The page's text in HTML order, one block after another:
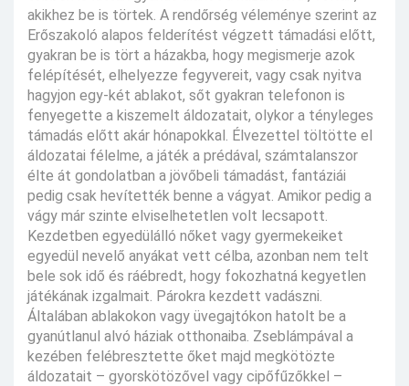
akikhez be is törtek. A rendőrség véleménye szerint az
Erőszakoló alapos felderítést végzett támadási előtt,
gyakran be is tört a házakba, hogy megismerje azok
felépítését, elhelyezze fegyvereit, vagy csak nyitva
hagyjon egy-két ablakot, sőt gyakran telefonon is
fenyegette a kiszemelt áldozatait, olykor a tényleges
támadás előtt akár hónapokkal. Élvezettel töltötte el
áldozatai félelme, a játék a prédával, számtalanszor
élte át gondolatban a jövőbeli támadást, fantáziái
pedig csak hevítették benne a vágyat. Amikor pedig a
vágy már szinte elviselhetetlen volt lecsapott.
Kezdetben egyedülálló nőket vagy gyermekeiket
egyedül nevelő anyákat vett célba, azonban nem telt
bele sok idő és ráébredt, hogy fokozhatná kegyetlen
játékának izgalmait. Párokra kezdett vadászni.
Általában ablakokon vagy üvegajtókon hatolt be a
gyanútlanul alvó háziak otthonaiba. Zseblámpával a
kezében felébresztette őket majd megkötözte
áldozatait – gyorskötözővel vagy cipőfűzőkkel –